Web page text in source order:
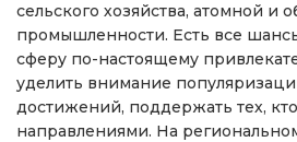
сельского хозяйства, атомной и
промышленности. Есть все
сферу по-настоящему
уделить внимание
достижений, поддержать тех,
направлениями. На